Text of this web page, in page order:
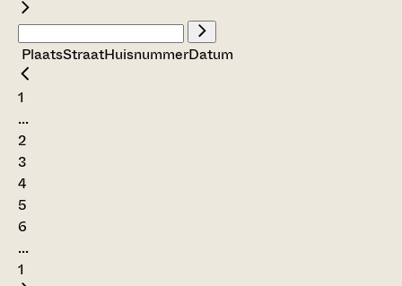
PlaatsStraatHuisnummerDatum
1
...
2
3
4
5
6
...
1